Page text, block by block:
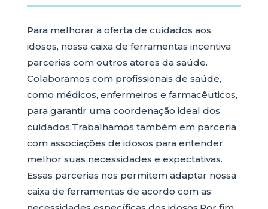
Para melhorar a oferta de cuidados aos
idosos, nossa caixa de ferramentas incentiva
parcerias com outros atores da saúde.
Colaboramos com profissionais de saúde,
como médicos, enfermeiros e farmacêuticos,
para garantir uma coordenação ideal dos
cuidados.Trabalhamos também em parceria
com associações de idosos para entender
melhor suas necessidades e expectativas.
Essas parcerias nos permitem adaptar nossa
caixa de ferramentas de acordo com as